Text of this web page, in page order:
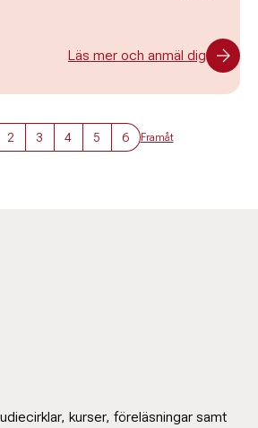
Läs mer och anmäl dig
2 3 4 5 6 Framåt
kurser, föreläsningar samt